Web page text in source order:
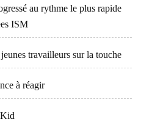
au rythme le plus rapide
ISM
travailleurs sur la touche
à réagir